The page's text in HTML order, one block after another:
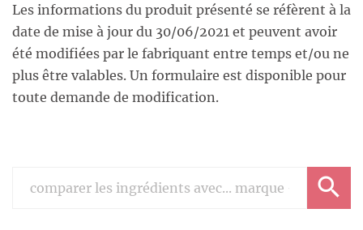
Les informations du produit présenté se réfèrent à la
date de mise à jour du 30/06/2021 et peuvent avoir
été modifiées par le fabriquant entre temps et/ou ne
plus être valables. Un formulaire est disponible pour
toute demande de modification.